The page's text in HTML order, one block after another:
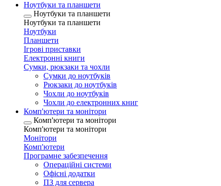
Ноутбуки та планшети
Ноутбуки та планшети
Ноутбуки та планшети
Ноутбуки
Планшети
Ігрові приставки
Електронні книги
Сумки, рюкзаки та чохли
Сумки до ноутбуків
Рюкзаки до ноутбуків
Чохли до ноутбуків
Чохли до електронних книг
Комп'ютери та монітори
Комп'ютери та монітори
Комп'ютери та монітори
Монітори
Комп'ютери
Програмне забезпечення
Операційні системи
Офісні додатки
ПЗ для сервера